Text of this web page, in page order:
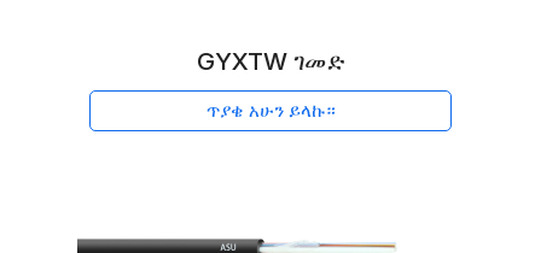
GYXTW ገመድ
ጥያቄ አሁን ይላኩ።